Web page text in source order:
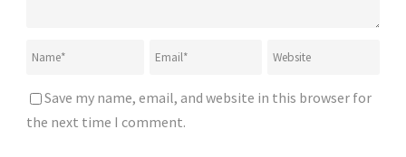
Save my name, email, and website in this browser for
the next time I comment.